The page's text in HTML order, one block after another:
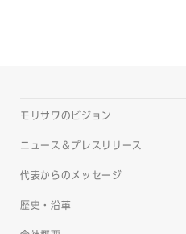
モリサワのビジョン
ニュース＆プレスリリース
代表からのメッセージ
歴史・沿革